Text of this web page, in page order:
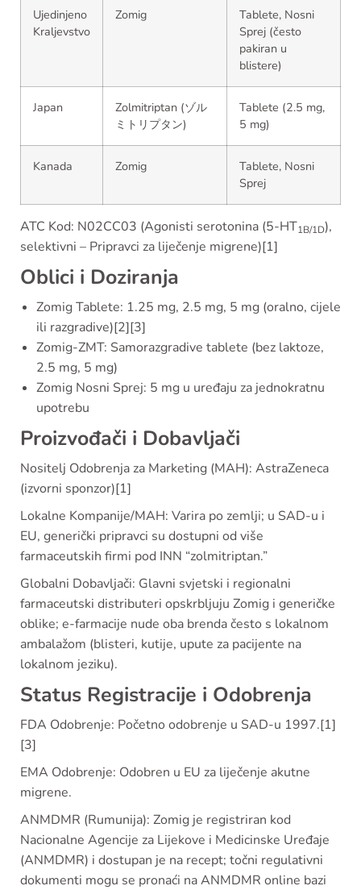
Ujedinjeno
Kraljevstvo
Zomig
Tablete, Nosni
Sprej (često
pakiran u
blistere)
Japan
Zolmitriptan (ゾル
ミトリプタン)
Tablete (2.5 mg,
5 mg)
Kanada Zomig
Tablete, Nosni
Sprej
ATC Kod: N02CC03 (Agonisti serotonina (5-HT1B/1D),
selektivni – Pripravci za liječenje migrene)[1]
Oblici i Doziranja
Zomig Tablete: 1.25 mg, 2.5 mg, 5 mg (oralno, cijele
ili razgradive)[2][3]
Zomig-ZMT: Samorazgradive tablete (bez laktoze,
2.5 mg, 5 mg)
Zomig Nosni Sprej: 5 mg u uređaju za jednokratnu
upotrebu
Proizvođači i Dobavljači
Nositelj Odobrenja za Marketing (MAH): AstraZeneca
(izvorni sponzor)[1]
Lokalne Kompanije/MAH: Varira po zemlji; u SAD-u i
EU, generički pripravci su dostupni od više
farmaceutskih firmi pod INN “zolmitriptan.”
Globalni Dobavljači: Glavni svjetski i regionalni
farmaceutski distributeri opskrbljuju Zomig i generičke
oblike; e-farmacije nude oba brenda često s lokalnom
ambalažom (blisteri, kutije, upute za pacijente na
lokalnom jeziku).
Status Registracije i Odobrenja
FDA Odobrenje: Početno odobrenje u SAD-u 1997.[1]
[3]
EMA Odobrenje: Odobren u EU za liječenje akutne
migrene.
ANMDMR (Rumunija): Zomig je registriran kod
Nacionalne Agencije za Lijekove i Medicinske Uređaje
(ANMDMR) i dostupan je na recept; točni regulativni
dokumenti mogu se pronaći na ANMDMR online bazi